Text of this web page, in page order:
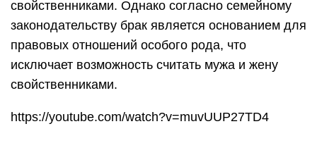
свойственниками. Однако согласно семейному
законодательству брак является основанием для
правовых отношений особого рода, что
исключает возможность считать мужа и жену
свойственниками.
https://youtube.com/watch?v=muvUUP27TD4